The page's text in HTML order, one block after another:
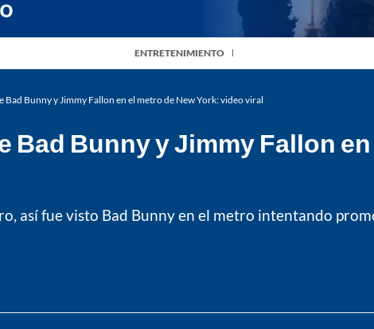
ENTRETENIMIENTO
Bad Bunny y Jimmy Fallon en el metro de New York: video viral
Bad Bunny y Jimmy Fallon
así fue visto Bad Bunny en el metro intentando